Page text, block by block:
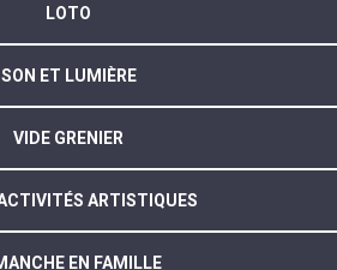
LOTO
SON ET LUMIÈRE
VIDE GRENIER
ARTISTIQUES
EN FAMILLE